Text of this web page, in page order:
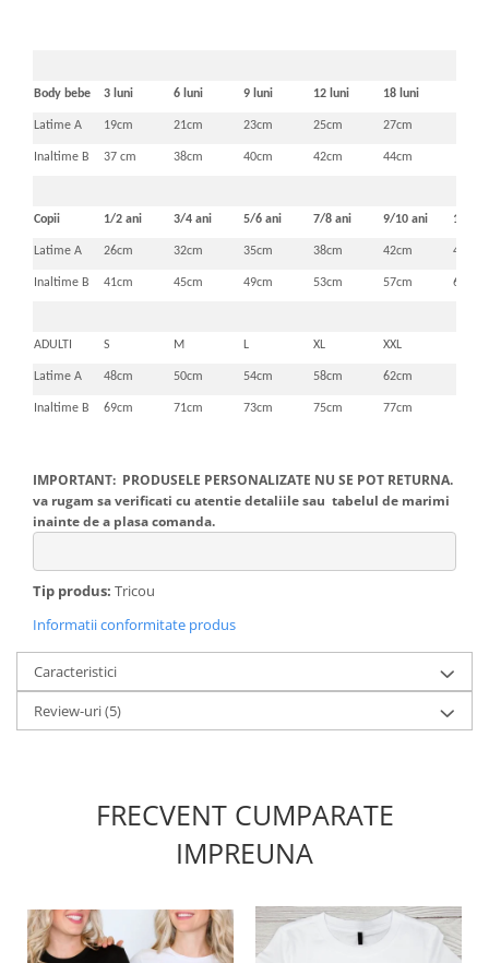
Body bebe 3 luni 6 luni 9 luni 12 luni 18 luni
Latime A 19cm 21cm 23cm 25cm 27cm
Inaltime B 37 cm 38cm 40cm 42cm 44cm
Copii 1/2 ani 3/4 ani 5/6 ani 7/8 ani 9/10 ani 11/12
Latime A 26cm 32cm 35cm 38cm 42cm 46cm
Inaltime B 41cm 45cm 49cm 53cm 57cm 61cm
ADULTI S M L XL XXL
Latime A 48cm 50cm 54cm 58cm 62cm
Inaltime B 69cm 71cm 73cm 75cm 77cm
IMPORTANT: PRODUSELE PERSONALIZATE NU SE POT RETURNA.
va rugam sa verificati cu atentie detaliile sau tabelul de marimi
inainte de a plasa comanda.
Tip produs: Tricou
Informatii conformitate produs
Caracteristici
Review-uri(5)
FRECVENT CUMPARATE
IMPREUNA